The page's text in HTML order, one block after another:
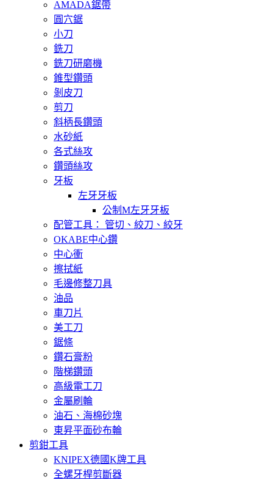
AMADA鋸帶
圓穴鋸
小刀
銑刀
銑刀研磨機
錐型鑽頭
剝皮刀
剪刀
斜柄長鑽頭
水砂紙
各式絲攻
鑽頭絲攻
牙板
左牙牙板
公制M左牙牙板
配管工具： 管切、絞刀、絞牙
OKABE中心鑽
中心衝
擦拭紙
毛邊修整刀具
油品
車刀片
美工刀
鋸條
鑽石膏粉
階梯鑽頭
高級電工刀
金屬刷輪
油石、海棉砂塊
東昇平面砂布輪
剪鉗工具
KNIPEX德國K牌工具
全螺牙桿剪斷器